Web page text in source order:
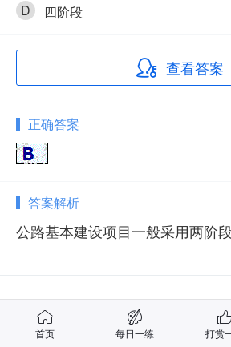
D 四阶段
查看答案
正确答案
答案解析
公路基本建设项目一般采用两阶
相关试题
首页 每日一练 打赏